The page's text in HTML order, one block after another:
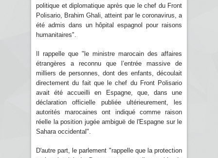
politique et diplomatique après que le chef du Front
Polisario, Brahim Ghali, atteint par le coronavirus, a
été admis dans un hôpital espagnol pour raisons
humanitaires".
Il rappelle que "le ministre marocain des affaires
étrangères a reconnu que l’entrée massive de
milliers de personnes, dont des enfants, découlait
directement du fait que le chef du Front Polisario
avait été accueilli en Espagne, que, dans une
déclaration officielle publiée ultérieurement, les
autorités marocaines ont indiqué comme raison
réelle la position jugée ambiguë de l'Espagne sur le
Sahara occidental".
D'autre part, le parlement "rappelle que la protection